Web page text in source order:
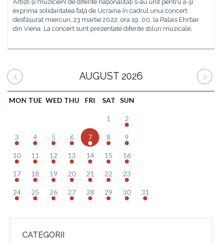
Artiști și muzicieni de diferite naționalități s-au unit pentru a-şi
exprima solidaritatea faţă de Ucraina în cadrul unui concert
desfășurat miercuri, 23 martie 2022, ora 19. 00, la Palais Ehrbar
din Viena. La concert sunt prezentate diferite stiluri muzicale,
AUGUST 2026
MON TUE WED THU FRI SAT SUN
1 2
3 4 5 6 7 8 9
10 11 12 13 14 15 16
17 18 19 20 21 22 23
24 25 26 27 28 29 30 31
CATEGORII